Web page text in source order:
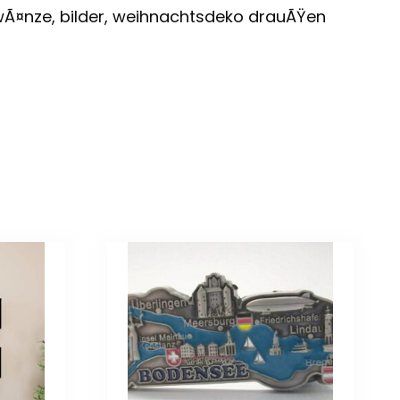
bilder, weihnachtsdeko drauÃŸen